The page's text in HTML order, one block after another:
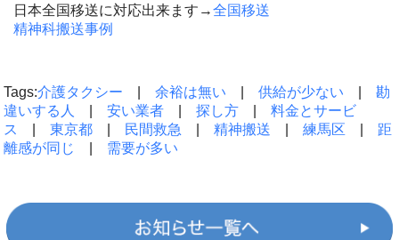
日本全国移送に対応出来ます→全国移送
精神科搬送事例
Tags:介護タクシー |余裕は無い |供給が少ない |勘
違いする人
|安い業者 |探し方 |料金とサービ
ス
|東京都 民間救急 |精神搬送 |練馬区
距
離感が同じ
需要が多い